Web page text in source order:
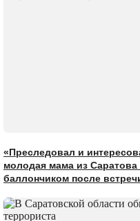
«Преследовал и
молодая мама из
баллончиком после